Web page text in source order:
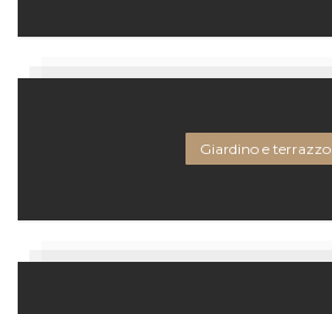
Giardino e terrazzo